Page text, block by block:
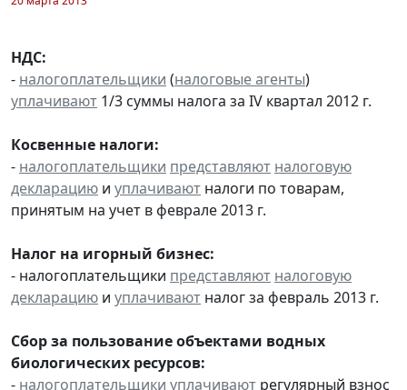
НДС:
- налогоплательщики (налоговые агенты)
уплачивают 1/3 суммы налога за IV квартал 2012 г.
Косвенные налоги:
- налогоплательщики представляют налоговую
декларацию и уплачивают налоги по товарам,
принятым на учет в феврале 2013 г.
Налог на игорный бизнес:
- налогоплательщики представляют налоговую
декларацию и уплачивают налог за февраль 2013 г.
Сбор за пользование объектами водных
биологических ресурсов:
- налогоплательщики уплачивают регулярный взнос